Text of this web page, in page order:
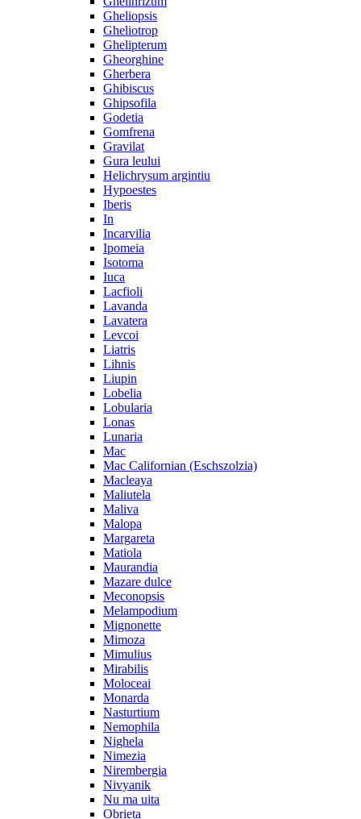
Gheliopsis
Gheliotrop
Ghelipterum
Gheorghine
Gherbera
Ghibiscus
Ghipsofila
Godetia
Gomfrena
Gravilat
Gura leului
Helichrysum argintiu
Hypoestes
Iberis
In
Incarvilia
Ipomeia
Isotoma
Iuca
Lacfioli
Lavanda
Lavatera
Levcoi
Liatris
Lihnis
Liupin
Lobelia
Lobularia
Lonas
Lunaria
Mac
Mac Californian (Eschszolzia)
Macleaya
Maliutela
Maliva
Malopa
Margareta
Matiola
Maurandia
Mazare dulce
Meconopsis
Melampodium
Mignonette
Mimoza
Mimulius
Mirabilis
Moloceai
Monarda
Nasturtium
Nemophila
Nighela
Nimezia
Nirembergia
Nivyanik
Nu ma uita
Obrieta